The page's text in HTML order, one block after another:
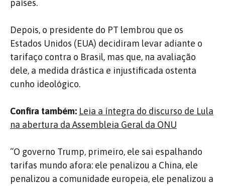
países.
Depois, o presidente do PT lembrou que os
Estados Unidos (EUA) decidiram levar adiante o
tarifaço contra o Brasil, mas que, na avaliação
dele, a medida drástica e injustificada ostenta
cunho ideológico.
Confira também: Leia a íntegra do discurso de Lula
na abertura da Assembleia Geral da ONU
“O governo Trump, primeiro, ele sai espalhando
tarifas mundo afora: ele penalizou a China, ele
penalizou a comunidade europeia, ele penalizou a